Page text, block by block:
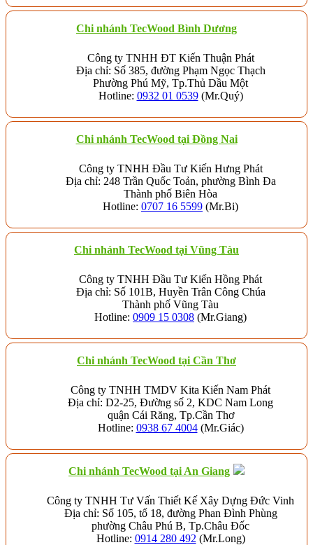
Chi nhánh TecWood Bình Dương
Công ty TNHH ĐT Kiến Thuận Phát
Địa chỉ: Số 385, đường Phạm Ngọc Thạch
Phường Phú Mỹ, Tp.Thủ Dầu Một
Hotline: 0932 01 0539(Mr.Quý)
Chi nhánh TecWood tại Đồng Nai
Công ty TNHH Đầu Tư Kiến Hưng Phát
Địa chỉ: 248 Trần Quốc Toản, phường Bình Đa
Thành phố Biên Hòa
Hotline: 0707 16 5599 (Mr.Bi)
Chi nhánh TecWood tại Vũng Tàu
Công ty TNHH Đầu Tư Kiến Hồng Phát
Địa chỉ: Số 101B, Huyền Trân Công Chúa
Thành phố Vũng Tàu
Hotline: 0909 15 0308 (Mr.Giang)
Chi nhánh TecWood tại Cần Thơ
Công ty TNHH TMDV Kita Kiến Nam Phát
Địa chỉ: D2-25, Đường số 2, KDC Nam Long
quận Cái Răng, Tp.Cần Thơ
Hotline: 0938 67 4004(Mr.Giác)
Chi nhánh TecWood tại An Giang
Công ty TNHH Tư Vấn Thiết Kế Xây Dựng Đức Vinh
Địa chỉ: Số 105, tổ 18, đường Phan Đình Phùng
phường Châu Phú B, Tp.Châu Đốc
Hotline: 0914 280 492 (Mr.Long)